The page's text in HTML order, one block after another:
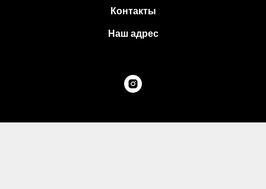
Контакты
Наш адрес